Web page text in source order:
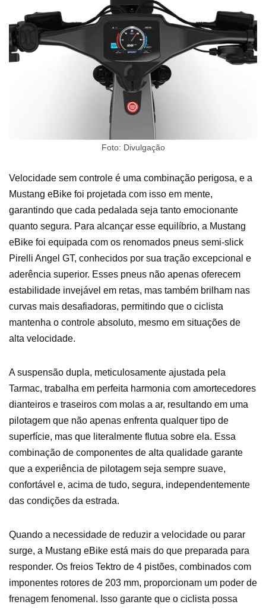
Foto: Divulgação
Velocidade sem controle é uma combinação perigosa, e a
Mustang eBike foi projetada com isso em mente,
garantindo que cada pedalada seja tanto emocionante
quanto segura. Para alcançar esse equilíbrio, a Mustang
eBike foi equipada com os renomados pneus semi-slick
Pirelli Angel GT, conhecidos por sua tração excepcional e
aderência superior. Esses pneus não apenas oferecem
estabilidade invejável em retas, mas também brilham nas
curvas mais desafiadoras, permitindo que o ciclista
mantenha o controle absoluto, mesmo em situações de
alta velocidade.
A suspensão dupla, meticulosamente ajustada pela
Tarmac, trabalha em perfeita harmonia com amortecedores
dianteiros e traseiros com molas a ar, resultando em uma
pilotagem que não apenas enfrenta qualquer tipo de
superfície, mas que literalmente flutua sobre ela. Essa
combinação de componentes de alta qualidade garante
que a experiência de pilotagem seja sempre suave,
confortável e, acima de tudo, segura, independentemente
das condições da estrada.
Quando a necessidade de reduzir a velocidade ou parar
surge, a Mustang eBike está mais do que preparada para
responder. Os freios Tektro de 4 pistões, combinados com
imponentes rotores de 203 mm, proporcionam um poder de
frenagem fenomenal. Isso garante que o ciclista possa